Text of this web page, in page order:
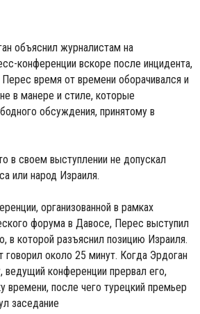
объяснил журналистам на
конференции вскоре после инцидента,
время от времени оборачивался и
в манере и стиле, которые
обсуждения, принятому в
в своем выступлении не допускал
или народ Израиля.
организованной в рамках
форума в Давосе, Перес выступил
в которой разъяснил позицию Израиля.
говорил около 25 минут. Когда Эрдоган
ведущий конференции прервал его,
времени, после чего турецкий премьер
заседание